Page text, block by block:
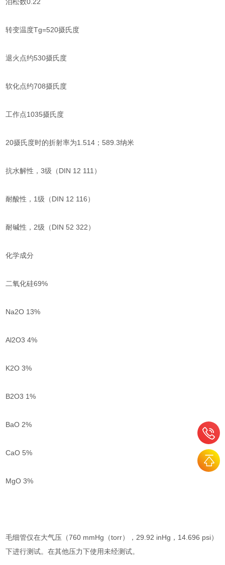
转变温度Tg=520摄氏度
退火点约530摄氏度
软化点约708摄氏度
工作点1035摄氏度
20摄氏度时的折射率为1.514；589.3纳米
抗水解性，3级（DIN 12 111）
耐酸性，1级（DIN 12 116）
耐碱性，2级（DIN 52 322）
化学成分
二氧化硅69%
Na2O 13%
Al2O3 4%
K2O 3%
B2O3 1%
BaO 2%
CaO 5%
MgO 3%
毛细管仅在大气压（760 mmHg（torr），29.92 inHg，14.696 psi）
下进行测试。在其他压力下使用未经测试。